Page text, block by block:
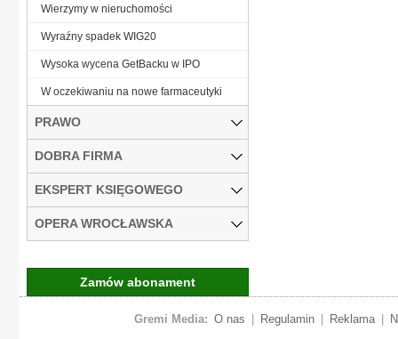
Wierzymy w nieruchomości
Wyraźny spadek WIG20
Wysoka wycena GetBacku w IPO
W oczekiwaniu na nowe farmaceutyki
PRAWO
DOBRA FIRMA
EKSPERT KSIĘGOWEGO
OPERA WROCŁAWSKA
Zamów abonament
Gremi Media: O nas Regulamin Reklama